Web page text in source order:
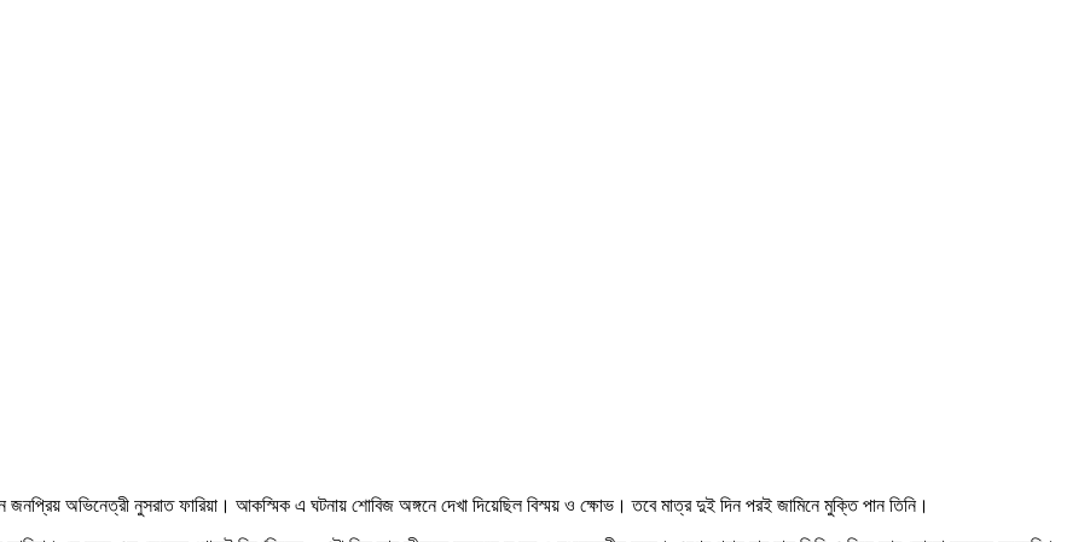
জনপ্রিয় অভিনেত্রী নুসরাত ফারিয়া। আকস্মিক এ ঘটনায় শোবিজ অঙ্গনে দেখা দিয়েছিল বিস্ময় ও ক্ষোভ। তবে মাত্র দুই দিন পরই জামিনে মুক্তি পান তিনি।